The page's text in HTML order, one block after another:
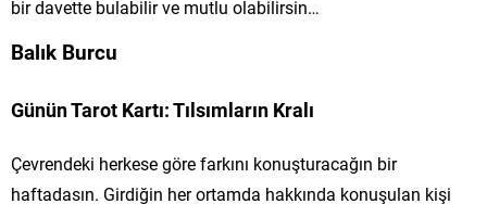
bir davette bulabilir ve mutlu olabilirsin…
Balık Burcu
Günün Tarot Kartı: Tılsımların Kralı
Çevrendeki herkese göre farkını konuşturacağın bir
haftadasın. Girdiğin her ortamda hakkında konuşulan kişi